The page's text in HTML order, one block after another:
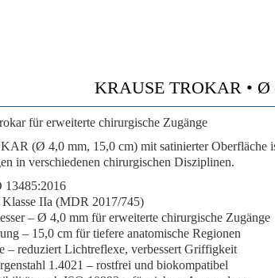
KRAUSE TROKAR • Ø
für erweiterte chirurgische Zugänge
(Ø 4,0 mm, 15,0 cm) mit satinierter Oberfläche
in verschiedenen chirurgischen Disziplinen.
13485:2016
IIa (MDR 2017/745)
– Ø 4,0 mm für erweiterte chirurgische Zugänge
– 15,0 cm für tiefere anatomische Regionen
– reduziert Lichtreflexe, verbessert Griffigkeit
1.4021 – rostfrei und biokompatibel